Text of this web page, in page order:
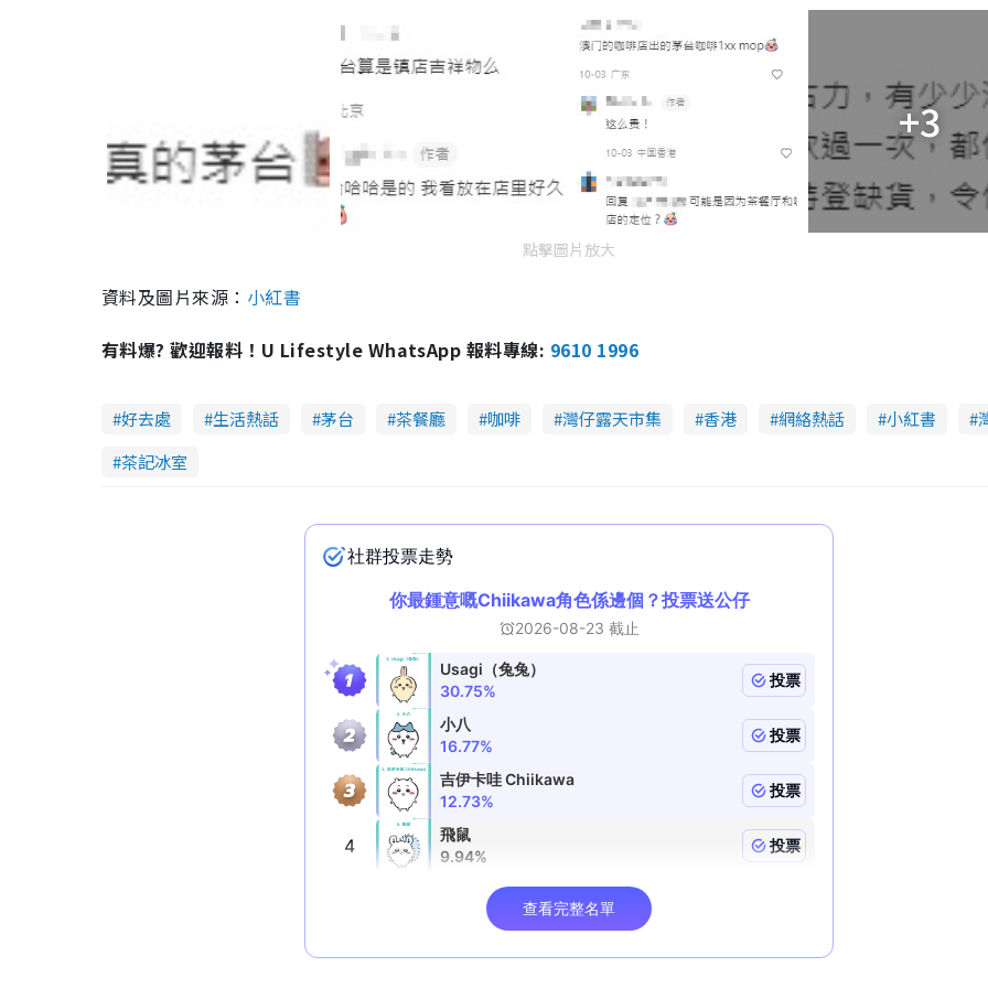
+3
點擊圖片放大
資料及圖片來源： 小紅書
有料爆? 歡迎報料！U Lifestyle WhatsApp 報料專線: 9610 1996
好去處 生活熱話 茅台 茶餐廳 咖啡 灣仔露天市集 香港 網絡熱話 小紅書
茶記冰室